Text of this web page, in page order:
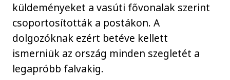
küldeményeket a vasúti fővonalak szerint
csoportosították a postákon. A
dolgozóknak ezért betéve kellett
ismerniük az ország minden szegletét a
legapróbb falvakig.